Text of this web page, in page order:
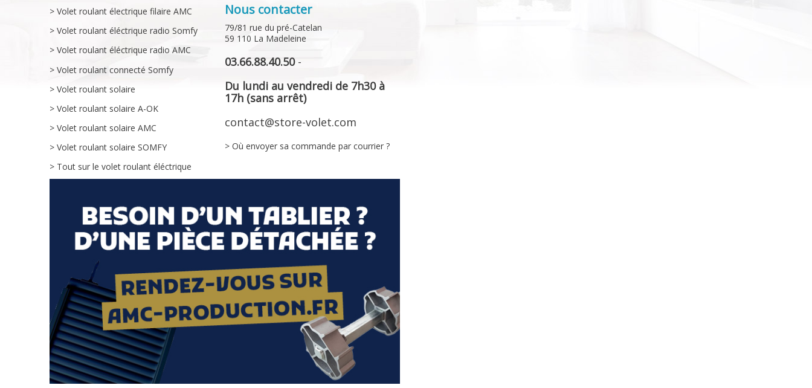
> Volet roulant électrique filaire AMC
> Volet roulant éléctrique radio Somfy
> Volet roulant éléctrique radio AMC
> Volet roulant connecté Somfy
> Volet roulant solaire
> Volet roulant solaire A-OK
> Volet roulant solaire AMC
> Volet roulant solaire SOMFY
> Tout sur le volet roulant éléctrique
Nous contacter
79/81 rue du pré-Catelan
59 110 La Madeleine
03.66.88.40.50-
Du lundi au vendredi de 7h30 à
17h (sans arrêt)
contact@store-volet.com
> Où envoyer sa commande par courrier ?